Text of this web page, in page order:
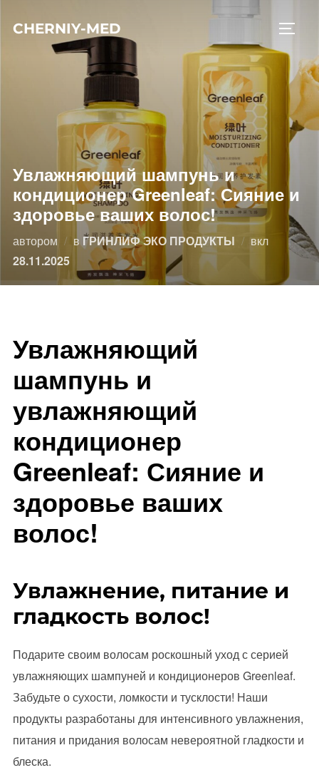
содержимому
CHERNIY-MED
Увлажняющий шампунь и
кондиционер Greenleaf: Сияние и
здоровье ваших волос!
автором вГРИНЛИФ ЭКО ПРОДУКТЫ вкл
28.11.2025
Увлажняющий
шампунь и
увлажняющий
кондиционер
Greenleaf: Сияние и
здоровье ваших
волос!
Увлажнение, питание и
гладкость волос!
Подарите своим волосам роскошный уход с серией
увлажняющих шампуней и кондиционеров Greenleaf.
Забудьте о сухости, ломкости и тусклости! Наши
продукты разработаны для интенсивного увлажнения,
питания и придания волосам невероятной гладкости и
блеска.